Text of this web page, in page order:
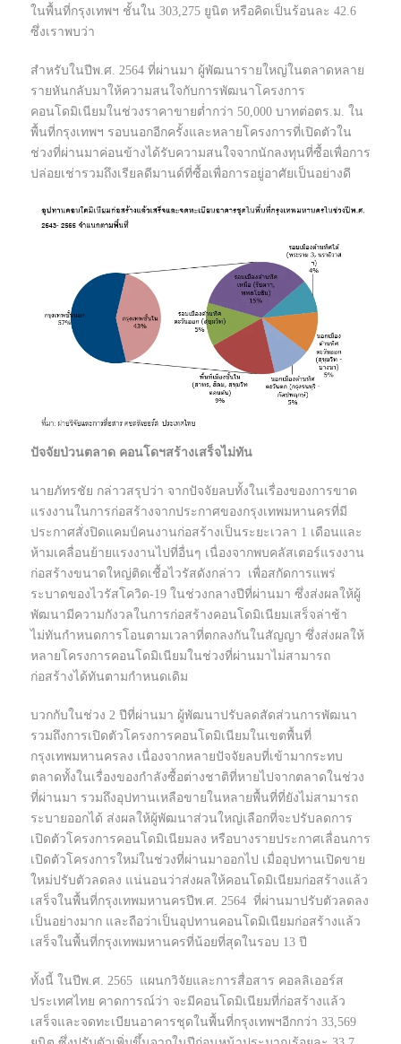
ในพื้นที่กรุงเทพฯ ชั้นใน 303,275 ยูนิต หรือคิดเป็นร้อนละ 42.6
ซึ่งเราพบว่า
สำหรับในปีพ.ศ. 2564 ที่ผ่านมา ผู้พัฒนารายใหญ่ในตลาดหลาย
รายหันกลับมาให้ความสนใจกับการพัฒนาโครงการ
คอนโดมิเนียมในช่วงราคาขายต่ำกว่า 50,000 บาทต่อตร.ม. ใน
พื้นที่กรุงเทพฯ รอบนอกอีกครั้งและหลายโครงการที่เปิดตัวใน
ช่วงที่ผ่านมาค่อนข้างได้รับความสนใจจากนักลงทุนที่ซื้อเพื่อการ
ปล่อยเช่ารวมถึงเรียลดีมานด์ที่ซื้อเพื่อการอยู่อาศัยเป็นอย่างดี
ปัจจัยป่วนตลาด คอนโดฯสร้างเสร็จไม่ทัน
นายภัทรชัย กล่าวสรุปว่า จากปัจจัยลบทั้งในเรื่องของการขาด
แรงงานในการก่อสร้างจากประกาศของกรุงเทพมหานครที่มี
ประกาศสั่งปิดแคมป์คนงานก่อสร้างเป็นระยะเวลา 1 เดือนและ
ห้ามเคลื่อนย้ายแรงงานไปที่อื่นๆ เนื่องจากพบคลัสเตอร์แรงงาน
ก่อสร้างขนาดใหญ่ติดเชื้อไวรัสดังกล่าว เพื่อสกัดการแพร่
ระบาดของไวรัสโควิด-19 ในช่วงกลางปีที่ผ่านมา ซึ่งส่งผลให้ผู้
พัฒนามีความกังวลในการก่อสร้างคอนโดมิเนียมเสร็จล่าช้า
ไม่ทันกำหนดการโอนตามเวลาที่ตกลงกันในสัญญา ซึ่งส่งผลให้
หลายโครงการคอนโดมิเนียมในช่วงที่ผ่านมาไม่สามารถ
ก่อสร้างได้ทันตามกำหนดเดิม
บวกกับในช่วง 2 ปีที่ผ่านมา ผู้พัฒนาปรับลดสัดส่วนการพัฒนา
รวมถึงการเปิดตัวโครงการคอนโดมิเนียมในเขตพื้นที่
กรุงเทพมหานครลง เนื่องจากหลายปัจจัยลบที่เข้ามากระทบ
ตลาดทั้งในเรื่องของกำลังซื้อต่างชาติที่หายไปจากตลาดในช่วง
ที่ผ่านมา รวมถึงอุปทานเหลือขายในหลายพื้นที่ที่ยังไม่สามารถ
ระบายออกได้ ส่งผลให้ผู้พัฒนาส่วนใหญ่เลือกที่จะปรับลดการ
เปิดตัวโครงการคอนโดมิเนียมลง หรือบางรายประกาศเลื่อนการ
เปิดตัวโครงการใหม่ในช่วงที่ผ่านมาออกไป เมื่ออุปทานเปิดขาย
ใหม่ปรับตัวลดลง แน่นอนว่าส่งผลให้คอนโดมิเนียมก่อสร้างแล้ว
เสร็จในพื้นที่กรุงเทพมหานครปีพ.ศ. 2564 ที่ผ่านมาปรับตัวลดลง
เป็นอย่างมาก และถือว่าเป็นอุปทานคอนโดมิเนียมก่อสร้างแล้ว
เสร็จในพื้นที่กรุงเทพมหานครที่น้อยที่สุดในรอบ 13 ปี
ทั้งนี้ ในปีพ.ศ. 2565 แผนกวิจัยและการสื่อสาร คอลลิเออร์ส
ประเทศไทย คาดการณ์ว่า จะมีคอนโดมิเนียมที่ก่อสร้างแล้ว
เสร็จและจดทะเบียนอาคารชุดในพื้นที่กรุงเทพฯอีกกว่า 33,569